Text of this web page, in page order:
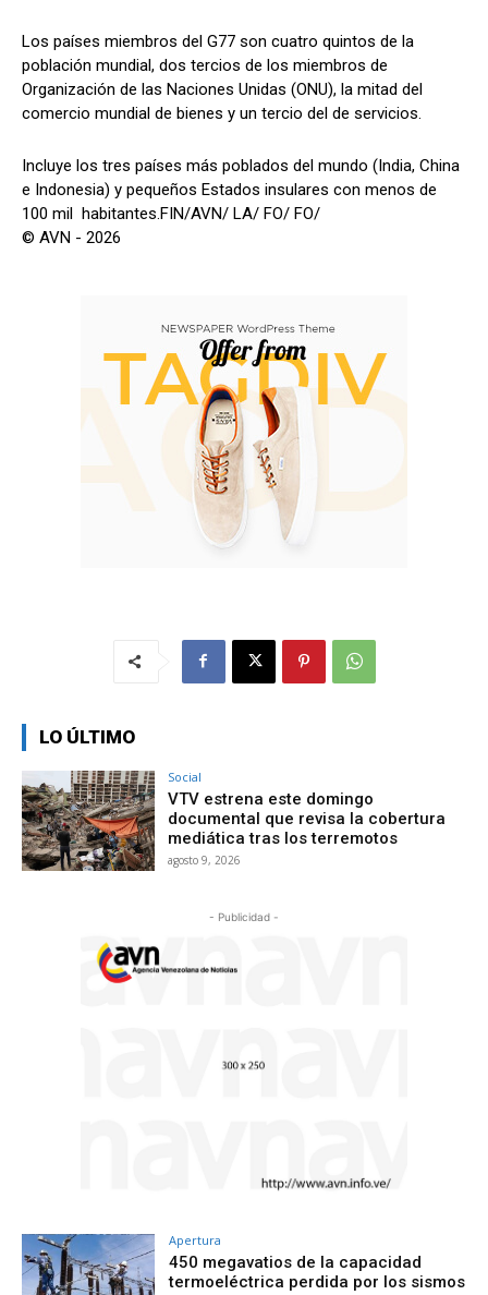
Los países miembros del G77 son cuatro quintos de la
población mundial, dos tercios de los miembros de
Organización de las Naciones Unidas (ONU), la mitad del
comercio mundial de bienes y un tercio del de servicios.
Incluye los tres países más poblados del mundo (India, China
e Indonesia) y pequeños Estados insulares con menos de
100 mil habitantes.FIN/AVN/ LA/ FO/ FO/
© AVN - 2026
LO ÚLTIMO
Social
VTV estrena este domingo
documental que revisa la cobertura
mediática tras los terremotos
agosto 9, 2026
- Publicidad -
Apertura
450 megavatios de la capacidad
termoeléctrica perdida por los sismos